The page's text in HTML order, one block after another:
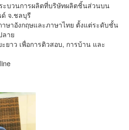
ะบวนการผลิตที่บริษัทผลิตชิ้นส่วนบน
จ.ชลบุรี
ษาอังกฤษและภาษาไทย ตั้งแต่ระดับชั้น
ลาย
ยาว เพื่อการติวสอบ, การบ้าน และ